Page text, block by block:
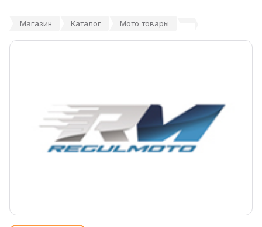
Магазин Каталог Мото товары